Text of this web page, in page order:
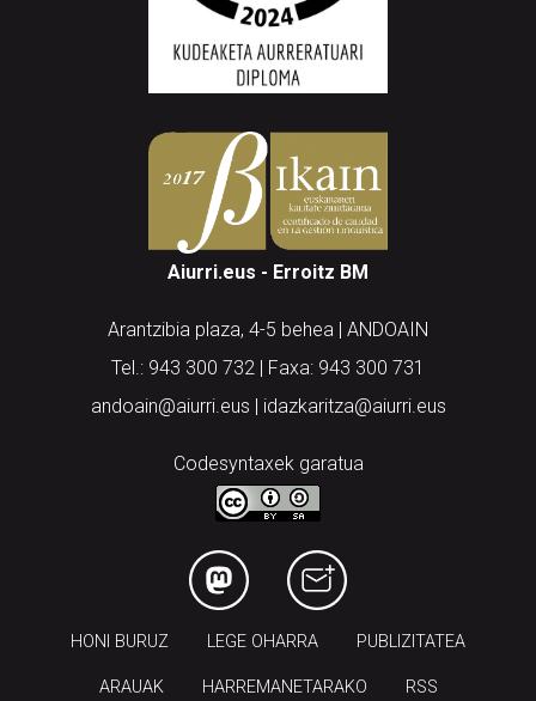
Aiurri.eus - Erroitz BM
Arantzibia plaza, 4-5 behea | ANDOAIN
Tel.: 943 300 732 | Faxa: 943 300 731
andoain@aiurri.eus | idazkaritza@aiurri.eus
Codesyntaxek garatua
HONI BURUZ LEGE OHARRA PUBLIZITATEA
ARAUAK HARREMANETARAKO RSS